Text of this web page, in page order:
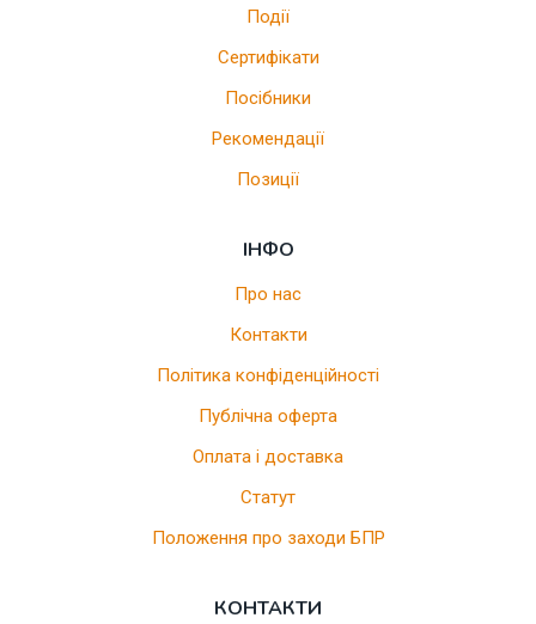
Події
Сертифікати
Посібники
Рекомендації
Позиції
ІНФО
Про нас
Контакти
Політика конфіденційності
Публічна оферта
Оплата і доставка
Статут
Положення про заходи БПР
КОНТАКТИ